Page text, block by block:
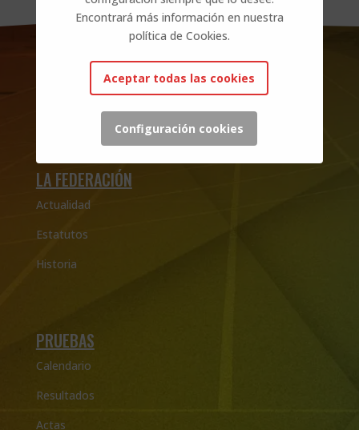
LA FEDERACIÓN
Actualidad
Estatutos
Historia
PRUEBAS
Calendario
Resultados
Actas
Encontrará más información en nuestra
política de Cookies.
Aceptar todas las cookies
Configuración cookies